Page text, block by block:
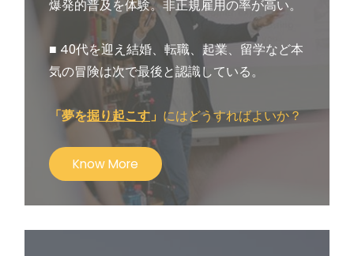
爆発的普及を体験。非正規雇用の率が高い。
■ 40代を迎え結婚、転職、起業、留学など本
気の冒険は次で最後と認識している。
「夢を掘り起こす 」 にはどうすればよいか？
Know More